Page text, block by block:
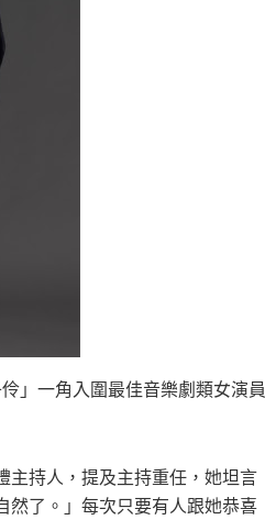
」一角入圍最佳音樂劇類女演員
主持人，提及主持重任，她坦言
然了。」每次只要有人跟她恭喜